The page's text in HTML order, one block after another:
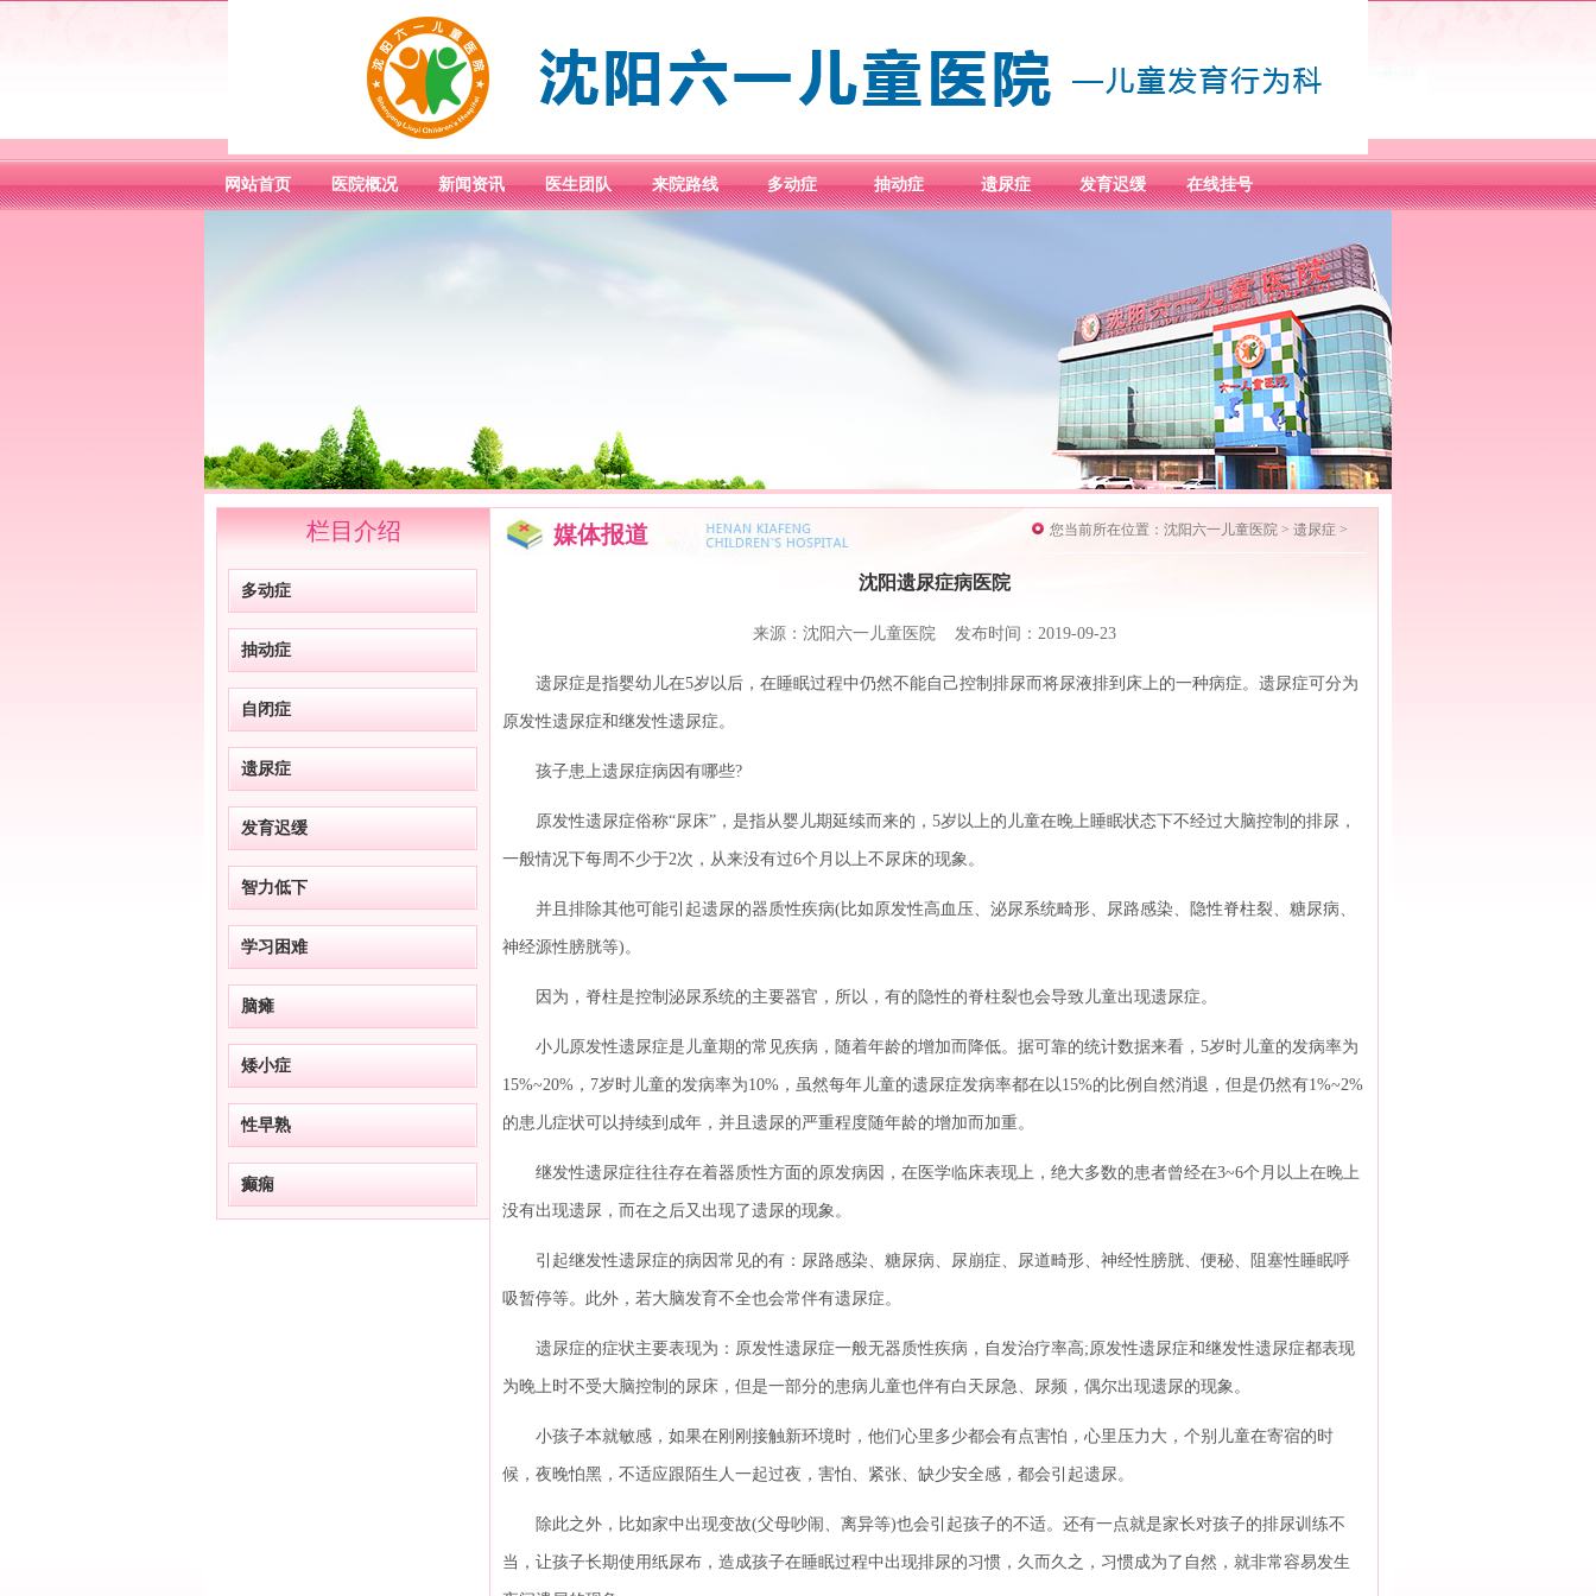
网站首页 医院概况 新闻资讯 医生团队 来院路线 多动症 抽动症 遗尿症 发育迟缓 在线挂号
栏目介绍
多动症
抽动症
自闭症
遗尿症
发育迟缓
智力低下
学习困难
脑瘫
矮小症
性早熟
癫痫
媒体报道 您当前所在位置： 沈阳六一儿童医院 > 遗尿症 >
沈阳遗尿症病医院
来源：沈阳六一儿童医院 发布时间：2019-09-23
遗尿症是指婴幼儿在5岁以后，在睡眠过程中仍然不能自己控制排尿而将尿液排到床上的一种病症。遗尿症可分为
原发性遗尿症和继发性遗尿症。
孩子患上遗尿症病因有哪些?
原发性遗尿症俗称“尿床”，是指从婴儿期延续而来的，5岁以上的儿童在晚上睡眠状态下不经过大脑控制的排尿，
一般情况下每周不少于2次，从来没有过6个月以上不尿床的现象。
并且排除其他可能引起遗尿的器质性疾病(比如原发性高血压、泌尿系统畸形、尿路感染、隐性脊柱裂、糖尿病、
神经源性膀胱等)。
因为，脊柱是控制泌尿系统的主要器官，所以，有的隐性的脊柱裂也会导致儿童出现遗尿症。
小儿原发性遗尿症是儿童期的常见疾病，随着年龄的增加而降低。据可靠的统计数据来看，5岁时儿童的发病率为
15%~20%，7岁时儿童的发病率为10%，虽然每年儿童的遗尿症发病率都在以15%的比例自然消退，但是仍然有1%~2%
的患儿症状可以持续到成年，并且遗尿的严重程度随年龄的增加而加重。
继发性遗尿症往往存在着器质性方面的原发病因，在医学临床表现上，绝大多数的患者曾经在3~6个月以上在晚上
没有出现遗尿，而在之后又出现了遗尿的现象。
引起继发性遗尿症的病因常见的有：尿路感染、糖尿病、尿崩症、尿道畸形、神经性膀胱、便秘、阻塞性睡眠呼
吸暂停等。此外，若大脑发育不全也会常伴有遗尿症。
遗尿症的症状主要表现为：原发性遗尿症一般无器质性疾病，自发治疗率高;原发性遗尿症和继发性遗尿症都表现
为晚上时不受大脑控制的尿床，但是一部分的患病儿童也伴有白天尿急、尿频，偶尔出现遗尿的现象。
小孩子本就敏感，如果在刚刚接触新环境时，他们心里多少都会有点害怕，心里压力大，个别儿童在寄宿的时
候，夜晚怕黑，不适应跟陌生人一起过夜，害怕、紧张、缺少安全感，都会引起遗尿。
除此之外，比如家中出现变故(父母吵闹、离异等)也会引起孩子的不适。还有一点就是家长对孩子的排尿训练不
当，让孩子长期使用纸尿布，造成孩子在睡眠过程中出现排尿的习惯，久而久之，习惯成为了自然，就非常容易发生